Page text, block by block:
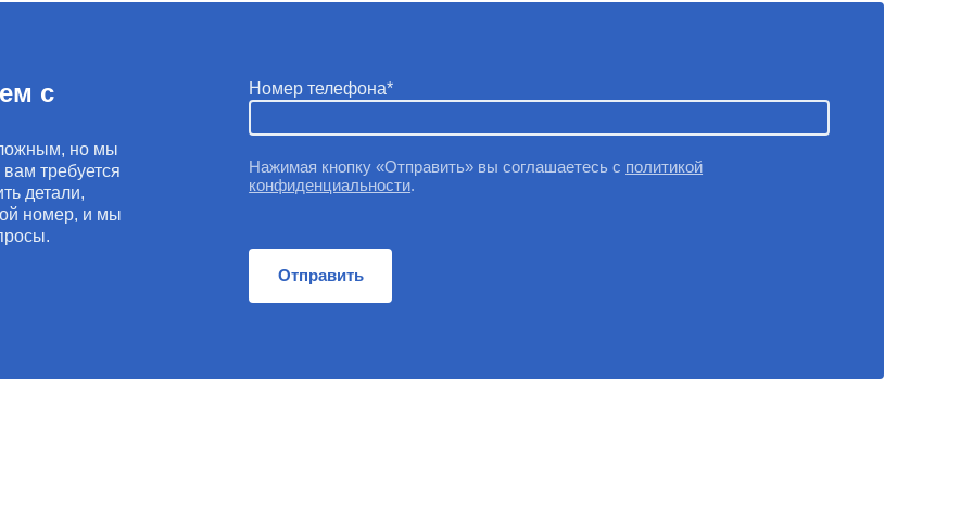
с
но мы
требуется
детали,
номер, и мы
Номер телефона
Нажимая кнопку «Отправить» вы соглашаетесь с политикой
конфиденциальности.
Отправить